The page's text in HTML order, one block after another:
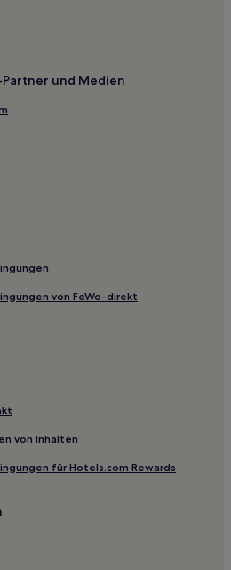
und Medien
von FeWo-direkt
von Inhalten
für Hotels.com Rewards